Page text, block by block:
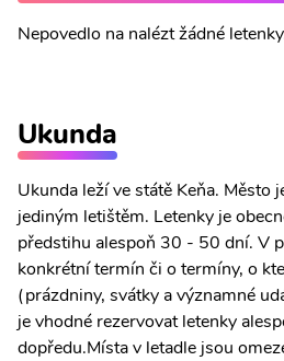
Nepovedlo na nalézt žádné
Ukunda
Ukunda leží ve státě Keňa. Město
jediným letištěm. Letenky je
předstihu alespoň 30 - 50 dní. V
konkrétní termín či o termíny, o
(prázdniny, svátky a významné
je vhodné rezervovat letenky
dopředu.Místa v letadle jsou